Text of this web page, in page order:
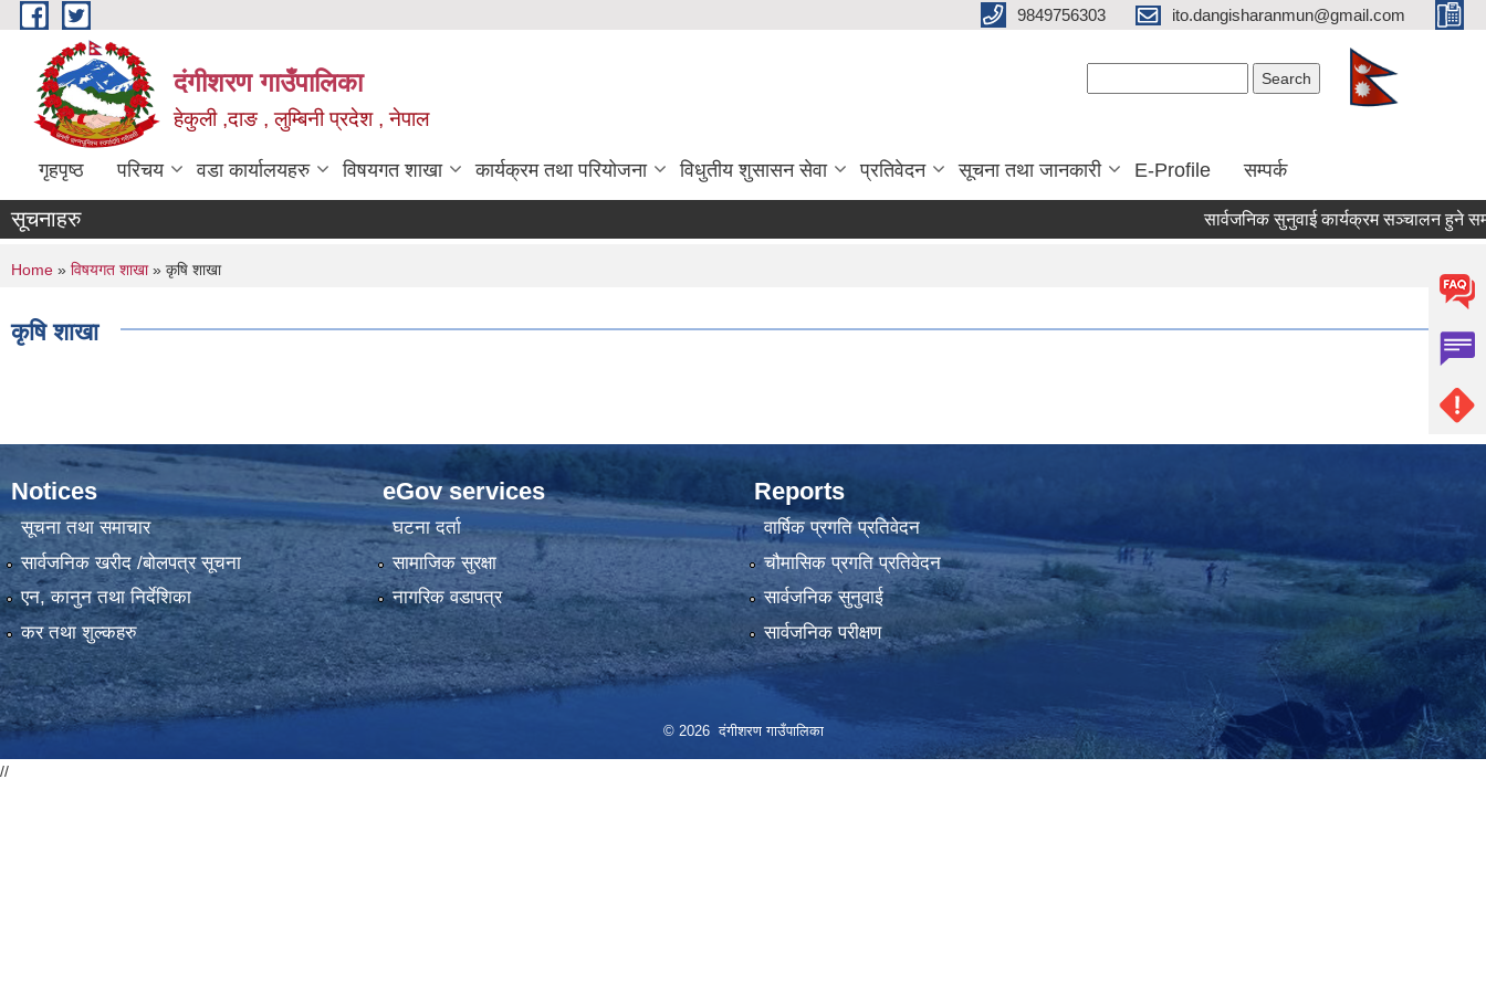
Skip to main content 9849756303 ito.dangisharanmun@gmail.com
दंगीशरण गाउँपालिका
हेकुली ,दाङ , लुम्बिनी प्रदेश , नेपाल
गृहपृष्ठ परिचय वडा कार्यालयहरु विषयगत शाखा कार्यक्रम तथा परियोजना विधुतीय शुसासन सेवा प्रतिवेदन सूचना तथा जानकारी E-Profile सम्पर्क
सूचनाहरु सार्वजनिक सुनुवाई कार्यक्रम सञ्चालन हुने
You are here
Home » विषयगत शाखा» कृषि शाखा
कृषि शाखा
Notices
सूचना तथा समाचार
सार्वजनिक खरीद /बोलपत्र सूचना
एन, कानुन तथा निर्देशिका
कर तथा शुल्कहरु
eGov services
घटना दर्ता
सामाजिक सुरक्षा
नागरिक वडापत्र
Reports
वार्षिक प्रगति प्रतिवेदन
चौमासिक प्रगति प्रतिवेदन
सार्वजनिक सुनुवाई
सार्वजनिक परीक्षण
© 2026 दंगीशरण गाउँपालिका
//